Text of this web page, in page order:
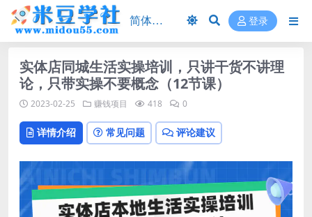
登录
实体店同城生活实操培训，只讲干货不讲理
论，只带实操不要概念（12节课）
2023-02-25 赚钱项目 418 0
详情介绍 常见问题 评论建议